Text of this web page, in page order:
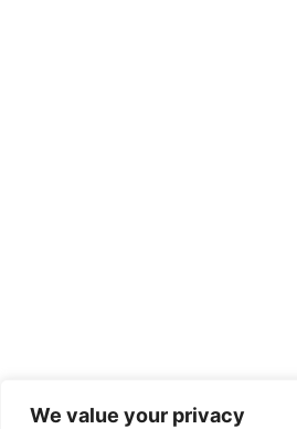
We value your privacy